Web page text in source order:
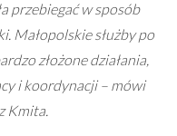
przebiegać w sposób
Małopolskie służby po
złożone działania,
i koordynacji – mówi
Kmita.